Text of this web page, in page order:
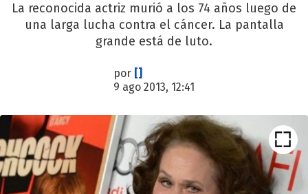
La reconocida actriz murió a los 74 años luego de
una larga lucha contra el cáncer. La pantalla
grande está de luto.
por []
9 ago 2013, 12:41